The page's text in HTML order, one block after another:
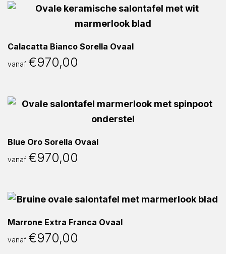
Calacatta Bianco Sorella Ovaal
vanaf €970,00
Blue Oro Sorella Ovaal
vanaf €970,00
Marrone Extra Franca Ovaal
vanaf €970,00